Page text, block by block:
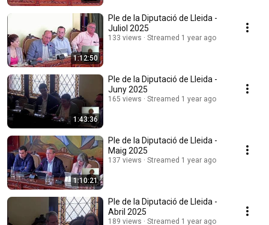
1:12:50
Ple de la Diputació de Lleida -
Juliol 2025
133 views Streamed 1 year ago
1:43:36
Ple de la Diputació de Lleida -
Juny 2025
165 views Streamed 1 year ago
1:10:21
Ple de la Diputació de Lleida -
Maig 2025
137 views Streamed 1 year ago
Ple de la Diputació de Lleida -
Abril 2025
189 views Streamed 1 year ago